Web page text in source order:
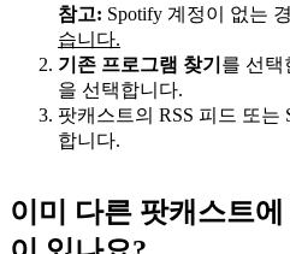
참고: Spotify 계정이 없는
습니다.
기존 프로그램 찾기 를 선택
을 선택합니다.
팟캐스트의 RSS 피드 또는
합니다.
이미 다른 팟캐스트